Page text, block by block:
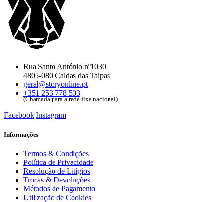
Rua Santo António nº1030
4805-080 Caldas das Taipas
geral@storyonline.pt
+351 253 778 503
(Chamada para a rede fixa nacional)
Facebook Instagram
Informações
Termos & Condições
Política de Privacidade
Resolução de Litígios
Trocas & Devoluções
Métodos de Pagamento
Utilização de Cookies